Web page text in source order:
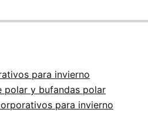
para invierno
polar y bufandas polar
para invierno